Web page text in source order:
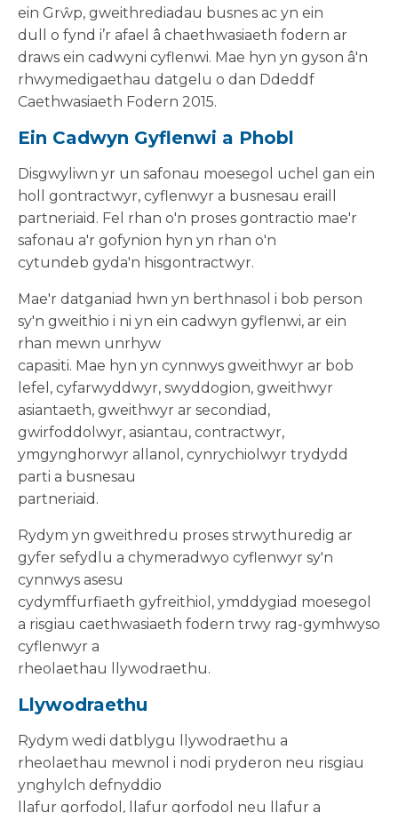
ein Grŵp, gweithrediadau busnes ac yn ein
dull o fynd i’r afael â chaethwasiaeth fodern ar
draws ein cadwyni cyflenwi. Mae hyn yn gyson â'n
rhwymedigaethau datgelu o dan Ddeddf
Caethwasiaeth Fodern 2015.
Ein Cadwyn Gyflenwi a Phobl
Disgwyliwn yr un safonau moesegol uchel gan ein
holl gontractwyr, cyflenwyr a busnesau eraill
partneriaid. Fel rhan o'n proses gontractio mae'r
safonau a'r gofynion hyn yn rhan o'n
cytundeb gyda'n hisgontractwyr.
Mae'r datganiad hwn yn berthnasol i bob person
sy'n gweithio i ni yn ein cadwyn gyflenwi, ar ein
rhan mewn unrhyw
capasiti. Mae hyn yn cynnwys gweithwyr ar bob
lefel, cyfarwyddwyr, swyddogion, gweithwyr
asiantaeth, gweithwyr ar secondiad,
gwirfoddolwyr, asiantau, contractwyr,
ymgynghorwyr allanol, cynrychiolwyr trydydd
parti a busnesau
partneriaid.
Rydym yn gweithredu proses strwythuredig ar
gyfer sefydlu a chymeradwyo cyflenwyr sy'n
cynnwys asesu
cydymffurfiaeth gyfreithiol, ymddygiad moesegol
a risgiau caethwasiaeth fodern trwy rag-gymhwyso
cyflenwyr a
rheolaethau llywodraethu.
Llywodraethu
Rydym wedi datblygu llywodraethu a
rheolaethau mewnol i nodi pryderon neu risgiau
ynghylch defnyddio
llafur gorfodol, llafur gorfodol neu llafur a